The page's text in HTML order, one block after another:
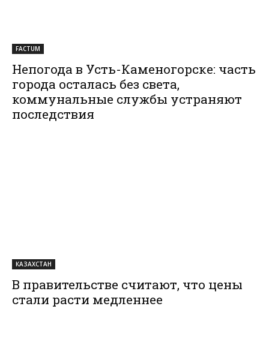
FACTUM
Непогода в Усть-Каменогорске: часть
города осталась без света,
коммунальные службы устраняют
последствия
КАЗАХСТАН
В правительстве считают, что цены
стали расти медленнее